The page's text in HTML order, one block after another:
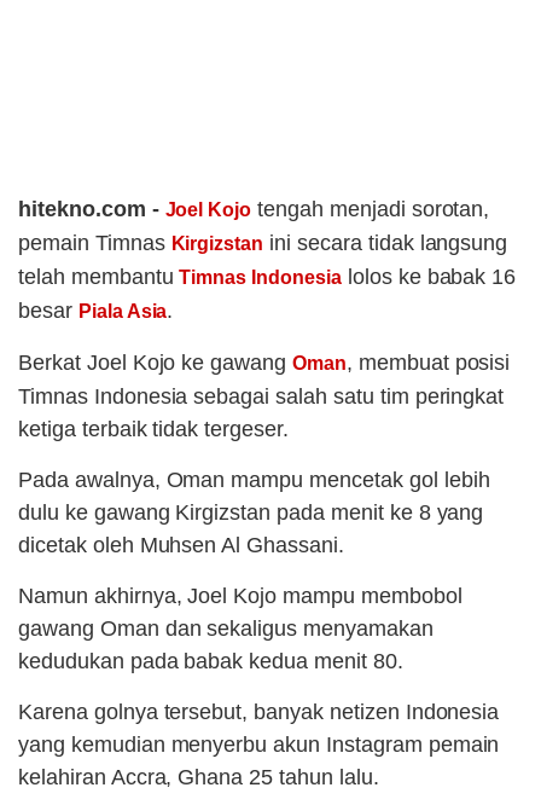
hitekno.com - Joel Kojo tengah menjadi sorotan,
pemain Timnas Kirgizstan ini secara tidak langsung
telah membantuTimnas Indonesialolos ke babak 16
besar Piala Asia.
Berkat Joel Kojo ke gawangOman, membuat posisi
Timnas Indonesia sebagai salah satu tim peringkat
ketiga terbaik tidak tergeser.
Pada awalnya, Oman mampu mencetak gol lebih
dulu ke gawang Kirgizstan pada menit ke 8 yang
dicetak oleh Muhsen Al Ghassani.
Namun akhirnya, Joel Kojo mampu membobol
gawang Oman dan sekaligus menyamakan
kedudukan pada babak kedua menit 80.
Karena golnya tersebut, banyak netizen Indonesia
yang kemudian menyerbu akun Instagram pemain
kelahiran Accra, Ghana 25 tahun lalu.